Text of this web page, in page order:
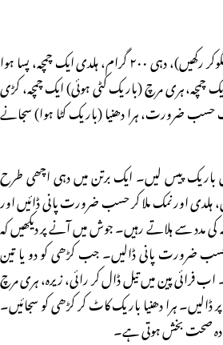
اشیا: ماش کی دال ایک پیالی (بھگوکر رکھیں)، دہی ۲۰۰ گرام، ہلدی ایک چمچہ، پسا ہوا
چمچہ، ہری مرچ (باریک کٹی ہوئی) ایک چمچہ، کڑی
حسب ضرورت، ہرا دھنیا (باریک کٹا ہوا) سجانے
باریک پیس لیں۔ ایک برتن میں دہی اچھی طرح
اور نمک ملا کر حسب ضرورت پانی ڈائیں اور
مدد سے ہلاتے رہیں۔ جوش میں آنے پر دیکھیں کہ
حسب ضرورت پانی ڈالیں۔ جب کڑھی کو دو یا تین
فرائی پین میں تیل ڈال کر رائی، زیرہ، ہری مرچ
ڈالیں۔ ہرا دھنیا باریک کاٹ کر کڑھی کو سجائیں۔
صحت بخش ہوتی ہے۔